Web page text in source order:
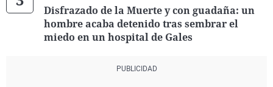
Disfrazado de la Muerte y con guadaña: un
hombre acaba detenido tras sembrar el
miedo en un hospital de Gales